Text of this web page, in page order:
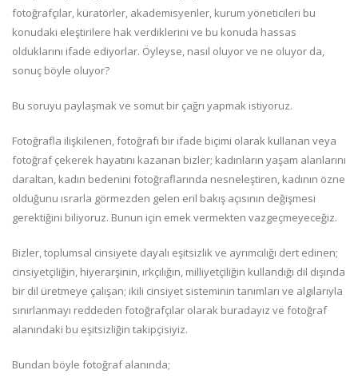
fotoğrafçılar, küratörler, akademisyenler, kurum yöneticileri bu
konudaki eleştirilere hak verdiklerini ve bu konuda hassas
olduklarını ifade ediyorlar. Öyleyse, nasıl oluyor ve ne oluyor da,
sonuç böyle oluyor?
Bu soruyu paylaşmak ve somut bir çağrı yapmak istiyoruz.
Fotoğrafla ilişkilenen, fotoğrafı bir ifade biçimi olarak kullanan veya
fotoğraf çekerek hayatını kazanan bizler; kadınların yaşam alanlarını
daraltan, kadın bedenini fotoğraflarında nesneleştiren, kadının özne
olduğunu ısrarla görmezden gelen eril bakış açısının değişmesi
gerektiğini biliyoruz. Bunun için emek vermekten vazgeçmeyeceğiz.
Bizler, toplumsal cinsiyete dayalı eşitsizlik ve ayrımcılığı dert edinen;
cinsiyetçiliğin, hiyerarşinin, ırkçılığın, milliyetçiliğin kullandığı dil dışında
bir dil üretmeye çalışan; ikili cinsiyet sisteminin tanımları ve algılarıyla
sınırlanmayı reddeden fotoğrafçılar olarak buradayız ve fotoğraf
alanındaki bu eşitsizliğin takipçisiyiz.
Bundan böyle fotoğraf alanında;